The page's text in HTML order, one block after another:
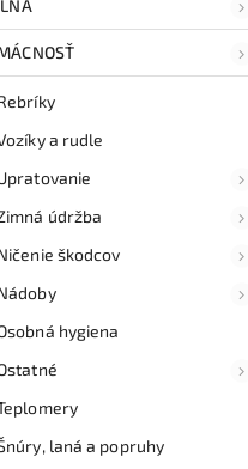
a rudle
údržba
škodcov
hygiena
laná a popruhy